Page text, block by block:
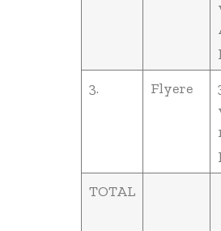
3. Flyere
TOTAL